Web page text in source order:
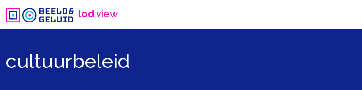
lodview
cultuurbeleid